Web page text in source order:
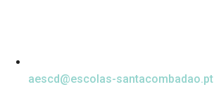
aescd@escolas-santacombadao.pt